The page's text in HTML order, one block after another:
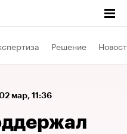
Решение
мар, 11:36